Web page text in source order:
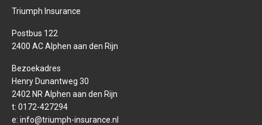
Triumph Insurance
Postbus 122
2400 AC Alphen aan den Rijn
Bezoekadres
Henry Dunantweg 30
2402 NR Alphen aan den Rijn
t: 0172-427294
e: info@triumph-insurance.nl